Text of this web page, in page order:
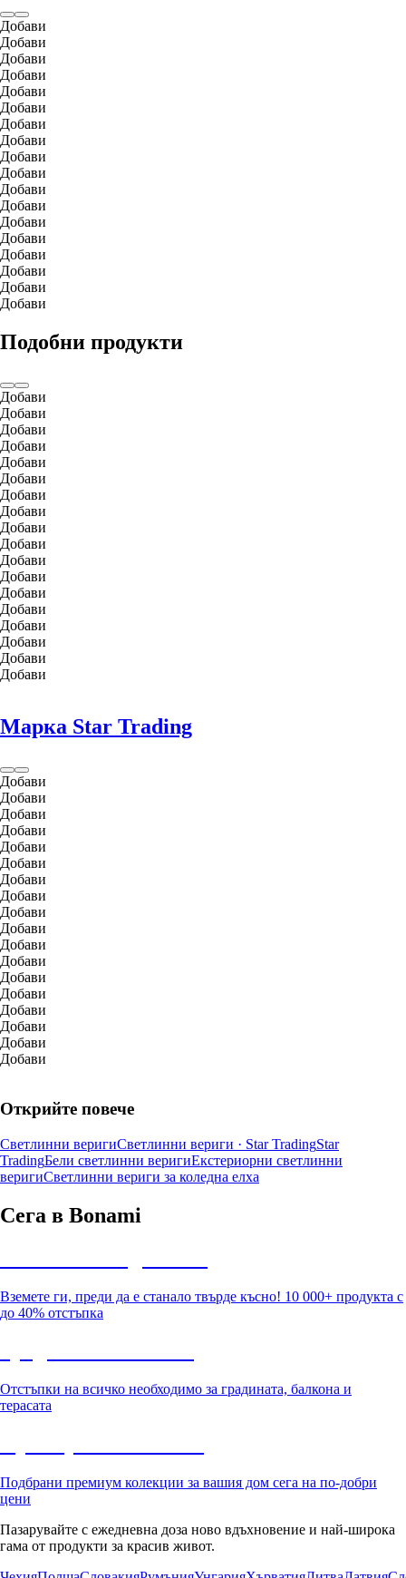
Добави
Добави
Добави
Добави
Добави
Добави
Добави
Добави
Добави
Добави
Добави
Добави
Добави
Добави
Добави
Добави
Добави
Добави
Подобни продукти
Добави
Добави
Добави
Добави
Добави
Добави
Добави
Добави
Добави
Добави
Добави
Добави
Добави
Добави
Добави
Добави
Добави
Добави
Марка Star Trading
Добави
Добави
Добави
Добави
Добави
Добави
Добави
Добави
Добави
Добави
Добави
Добави
Добави
Добави
Добави
Добави
Добави
Добави
Открийте повече
Светлинни веригиСветлинни вериги · Star TradingStar
TradingБели светлинни веригиЕкстериорни светлинни
веригиСветлинни вериги за коледна елха
Сега в Bonami
Вземете ги, преди да е станало твърде късно! 10 000+ продукта с
до 40% отстъпка
Отстъпки на всичко необходимо за градината, балкона и
терасата
Подбрани премиум колекции за вашия дом сега на по-добри
цени
Пазарувайте с ежедневна доза ново вдъхновение и най-широка
гама от продукти за красив живот.